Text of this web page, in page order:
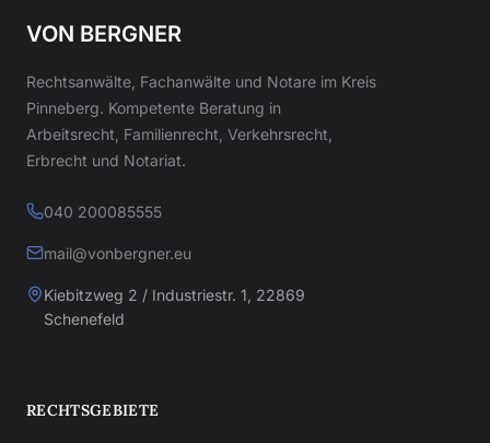
VON BERGNER
Rechtsanwälte, Fachanwälte und Notare im Kreis
Pinneberg. Kompetente Beratung in
Arbeitsrecht, Familienrecht, Verkehrsrecht,
Erbrecht und Notariat.
040 200085555
mail@vonbergner.eu
Kiebitzweg 2 / Industriestr. 1, 22869
Schenefeld
RECHTSGEBIETE